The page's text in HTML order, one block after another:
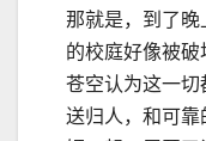
那就是，到了
的校庭好像被破
苍空认为这一切
送归人，和可